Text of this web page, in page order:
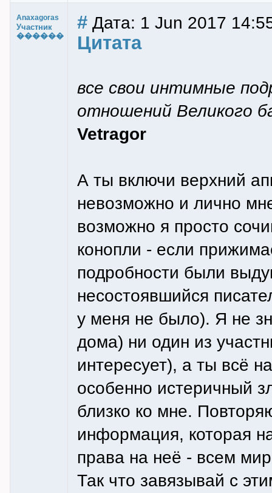
Anaxagoras
Участник
������
# Дата: 1 Jun 2017
Цитата
все свои интимные
отношений Великого
Vetragor
А ты включи верхний
невозможно и лично
возможно я просто
конопли - если
подробности были
несостоявшийся
у меня не было). Я не
дома) ни один из
интересует), а ты всё
особенно истеричный
близко ко мне.
информация, которая
права на неё - всем
Так что завязывай с